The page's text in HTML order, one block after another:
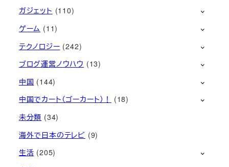
ガジェット (110)
ゲーム (11)
テクノロジー (242)
ブログ運営ノウハウ (13)
中国 (144)
中国でカート（ゴーカート）！
(18)
未分類 (34)
海外で日本のテレビ (9)
生活 (205)